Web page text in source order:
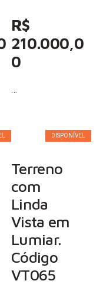
R$
210.000,0
0
…
DISPONÍVEL
Terreno
com
Linda
Vista em
Lumiar.
Código
VT065